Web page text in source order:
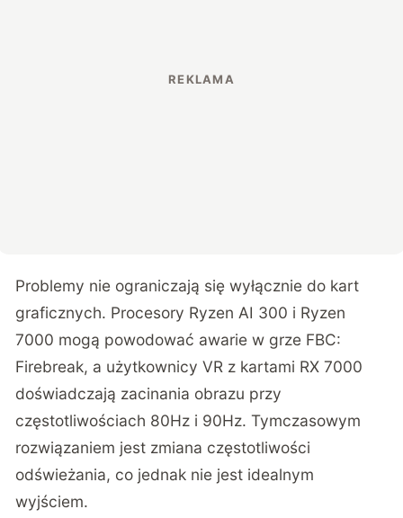
Problemy nie ograniczają się wyłącznie do kart
graficznych. Procesory Ryzen AI 300 i Ryzen
7000 mogą powodować awarie w grze FBC:
Firebreak, a użytkownicy VR z kartami RX 7000
doświadczają zacinania obrazu przy
częstotliwościach 80Hz i 90Hz. Tymczasowym
rozwiązaniem jest zmiana częstotliwości
odświeżania, co jednak nie jest idealnym
wyjściem.